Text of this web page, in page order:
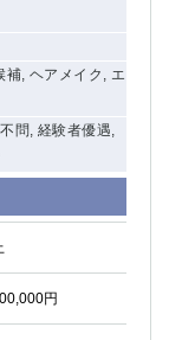
補, ヘアメイク, エ
問, 経験者優遇,
円